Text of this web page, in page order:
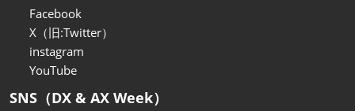
Facebook
X（旧:Twitter）
instagram
YouTube
SNS（DX & AX Week）